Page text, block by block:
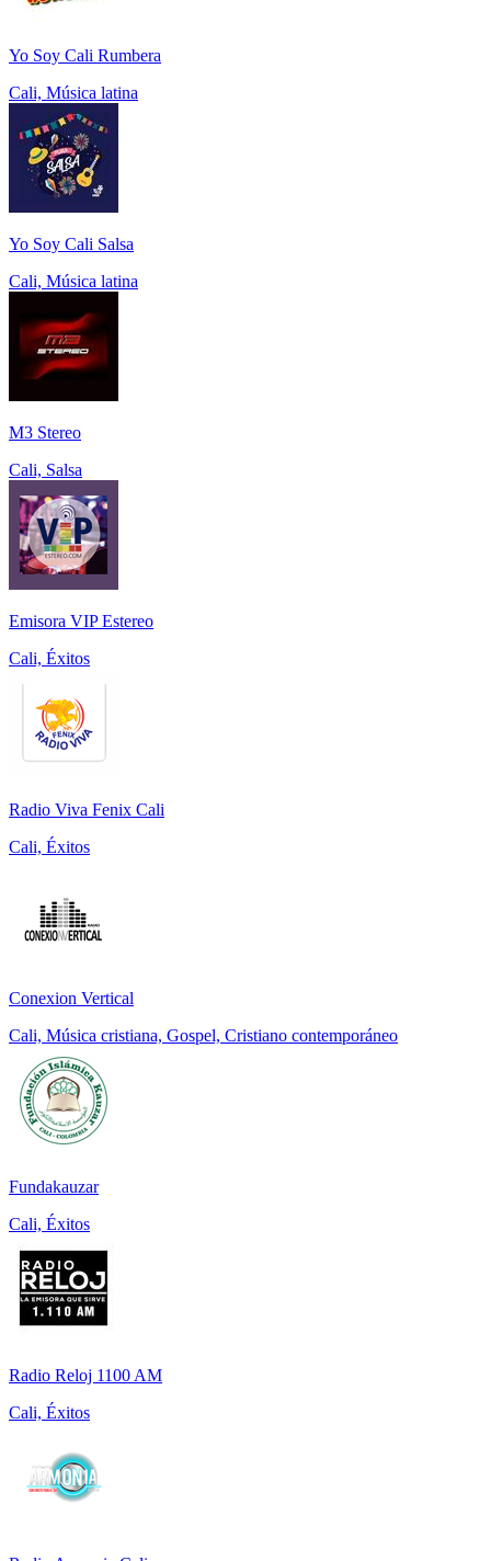
Yo Soy Cali Rumbera
Cali, Música latina
Yo Soy Cali Salsa
Cali, Música latina
M3 Stereo
Cali, Salsa
Emisora VIP Estereo
Cali, Éxitos
Radio Viva Fenix Cali
Cali, Éxitos
Conexion Vertical
Cali, Música cristiana, Gospel, Cristiano contemporáneo
Fundakauzar
Cali, Éxitos
Radio Reloj 1100 AM
Cali, Éxitos